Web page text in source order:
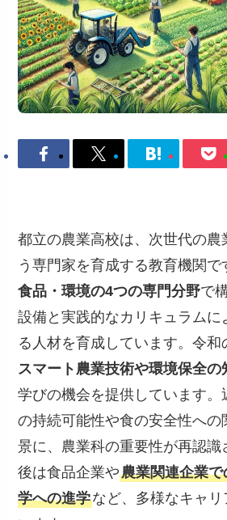
都立の農業高校は、次世代の農
う専門家を育成する教育機関で
食品・環境の4つの専門分野で
設備と実践的なカリキュラムに
る人材を育成しています。令和
スマート農業技術や環境保全の
学びの機会を提供しています。
の持続可能性や食の安全性への
景に、農業科の重要性が再認識
後は食品企業や農業関連企業
学への進学など、多様なキャ